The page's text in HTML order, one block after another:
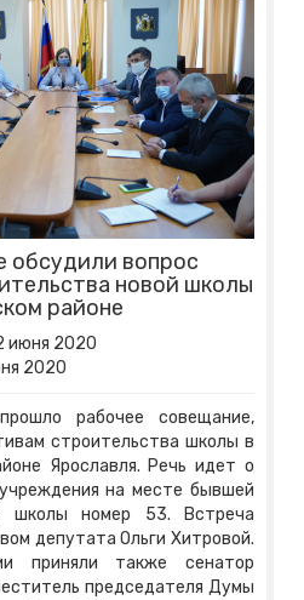
обсудили вопрос
новой школы
районе
июня 2020
2020
рабочее совещание,
строительства школы в
Ярославля. Речь идет о
на месте бывшей
школы номер 53. Встреча
депутата Ольги Хитровой.
приняли также сенатор
председателя Думы